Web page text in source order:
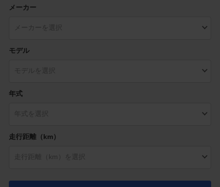
メーカー
モデル
年式
走行距離（km）